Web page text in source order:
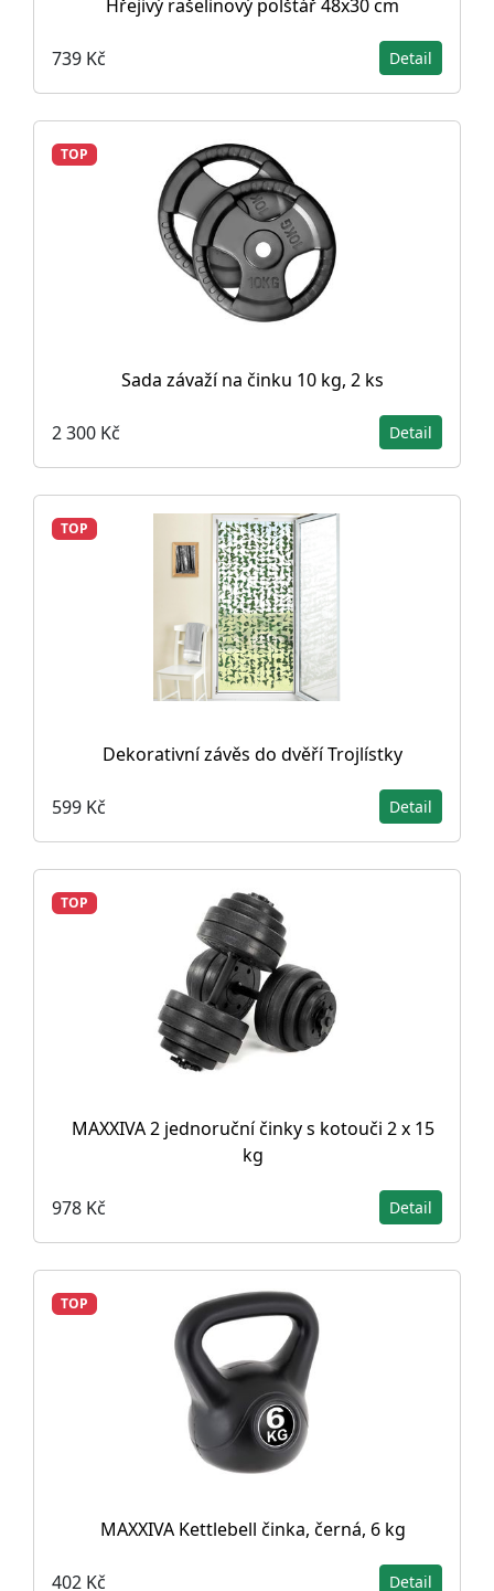
Hřejivý rašelinový polštář 48x30 cm
739 Kč Detail
TOP
Sada závaží na činku 10 kg, 2 ks
2 300 Kč Detail
TOP
Dekorativní závěs do dvěří Trojlístky
599 Kč Detail
TOP
MAXXIVA 2 jednoruční činky s kotouči 2 x 15
kg
978 Kč Detail
TOP
MAXXIVA Kettlebell činka, černá, 6 kg
402 Kč Detail